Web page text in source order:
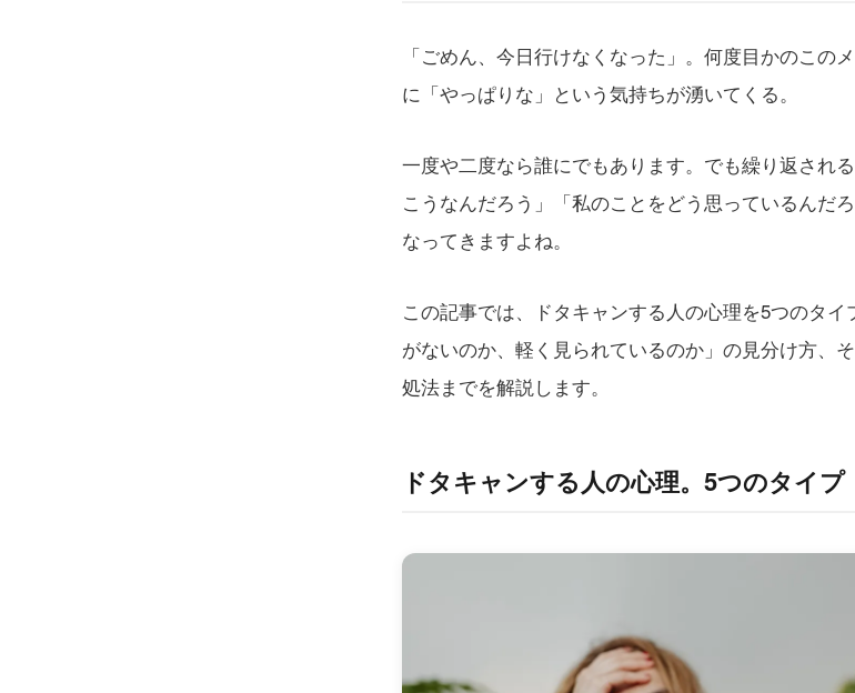
「ごめん、今日行けなくなった」。何度目かのこの
に「やっぱりな」という気持ちが湧いてくる。
一度や二度なら誰にでもあります。でも繰り返され
こうなんだろう」「私のことをどう思っているんだ
なってきますよね。
この記事では、ドタキャンする人の心理を5つのタ
がないのか、軽く見られているのか」の見分け方、
処法までを解説します。
ドタキャンする人の心理。5つのタイプ